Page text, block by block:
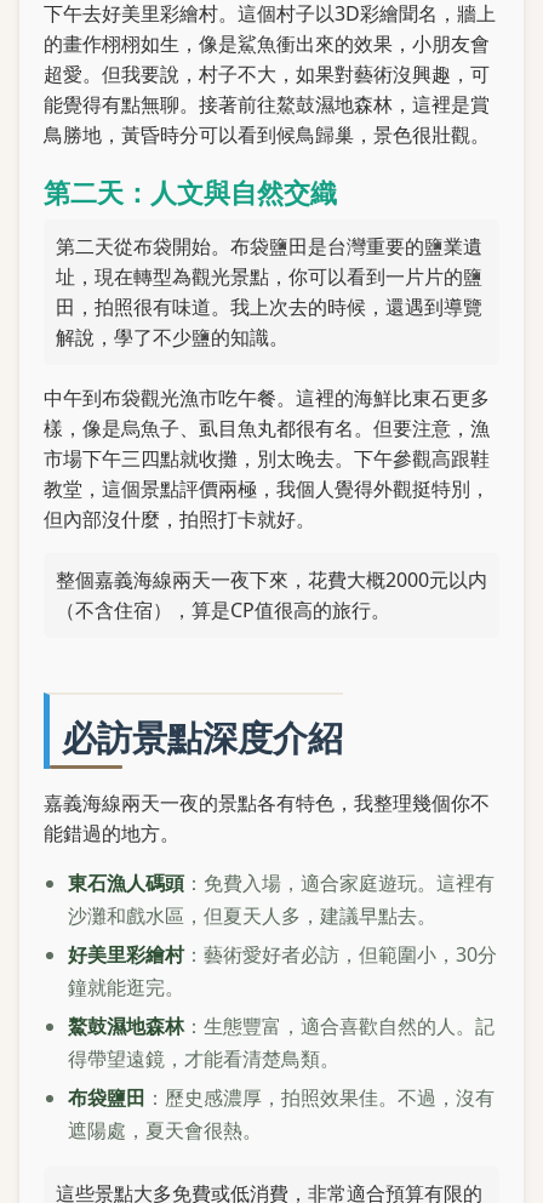
下午去好美里彩繪村。這個村子以3D彩繪聞名，牆上
的畫作栩栩如生，像是鯊魚衝出來的效果，小朋友會
超愛。但我要說，村子不大，如果對藝術沒興趣，可
能覺得有點無聊。接著前往鰲鼓濕地森林，這裡是賞
鳥勝地，黃昏時分可以看到候鳥歸巢，景色很壯觀。
第二天：人文與自然交織
第二天從布袋開始。布袋鹽田是台灣重要的鹽業遺
址，現在轉型為觀光景點，你可以看到一片片的鹽
田，拍照很有味道。我上次去的時候，還遇到導覽
解說，學了不少鹽的知識。
中午到布袋觀光漁市吃午餐。這裡的海鮮比東石更多
樣，像是烏魚子、虱目魚丸都很有名。但要注意，漁
市場下午三四點就收攤，別太晚去。下午參觀高跟鞋
教堂，這個景點評價兩極，我個人覺得外觀挺特別，
但內部沒什麼，拍照打卡就好。
整個嘉義海線兩天一夜下來，花費大概2000元以内
（不含住宿），算是CP值很高的旅行。
必訪景點深度介紹
嘉義海線兩天一夜的景點各有特色，我整理幾個你不
能錯過的地方。
東石漁人碼頭 ：免費入場，適合家庭遊玩。這裡有
沙灘和戲水區，但夏天人多，建議早點去。
好美里彩繪村：藝術愛好者必訪，但範圍小，30分
鐘就能逛完。
鰲鼓濕地森林：生態豐富，適合喜歡自然的人。記
得帶望遠鏡，才能看清楚鳥類。
布袋鹽田 ：歷史感濃厚，拍照效果佳。不過，沒有
遮陽處，夏天會很熱。
這些景點大多免費或低消費，非常適合預算有限的